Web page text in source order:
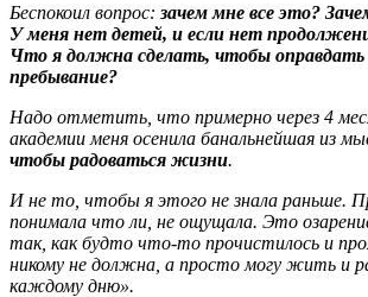
Беспокоил вопрос: зачем мне все это?
У меня нет детей, и если нет
Что я должна сделать, чтобы оправдать
пребывание?
Надо отметить, что примерно через 4
академии меня осенила банальнейшая из
чтобы радоваться жизни.
И не то, чтобы я этого не знала раньше.
понимала что ли, не ощущала. Это
так, как будто что-то прочистилось и
никому не должна, а просто могу жить и
каждому дню».